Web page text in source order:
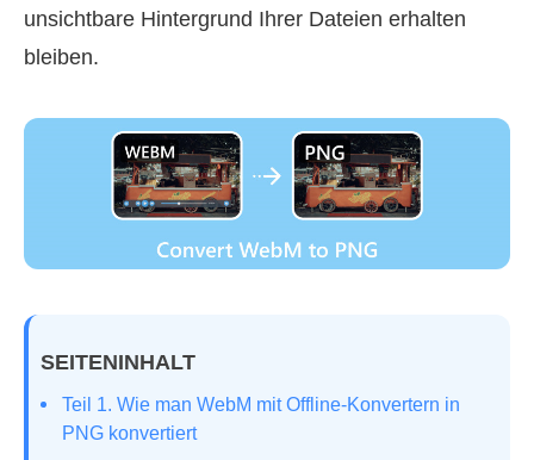
unsichtbare Hintergrund Ihrer Dateien erhalten
bleiben.
SEITENINHALT
Teil 1. Wie man WebM mit Offline‑Konvertern in
PNG konvertiert